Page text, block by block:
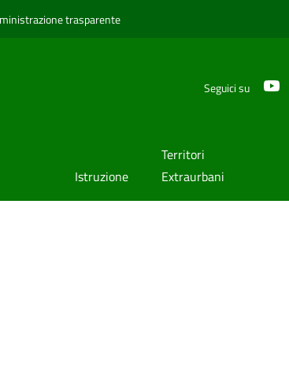
trasparente
Seguici su
Istruzione
Territori
Extraurbani